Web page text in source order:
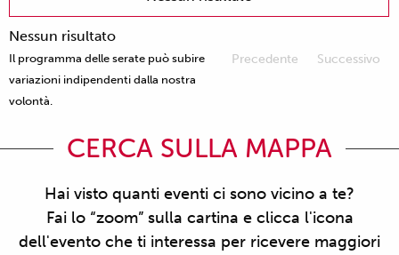
Nessun risultato
Precedente Successivo
Il programma delle serate può subire
variazioni indipendenti dalla nostra
volontà.
CERCA SULLA MAPPA
Hai visto quanti eventi ci sono vicino a te?
Fai lo “zoom” sulla cartina e clicca l'icona
dell'evento che ti interessa per ricevere maggiori